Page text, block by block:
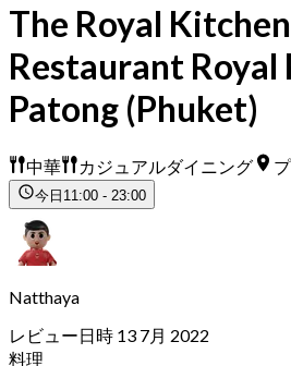
The Royal
Restaurant Royal
Patong (Phuket)
中華 カジュアルダイニング
今日 11:00 - 23:00
Natthaya
レビュー日時 13 7月 2022
料理